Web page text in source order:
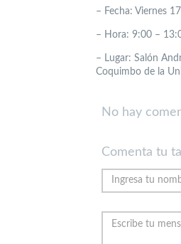
– Fecha: Viernes
– Hora: 9:00 –
– Lugar: Salón
Coquimbo de la
No hay
Comenta tu